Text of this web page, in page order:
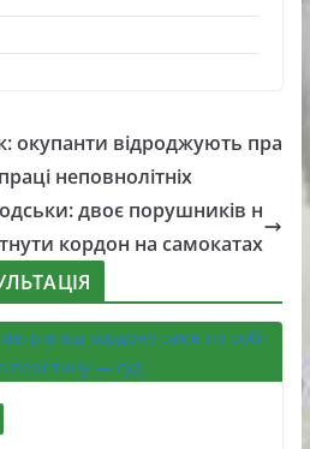
окупанти відроджують пра
неповнолітніх
двоє порушників н
кордон на самокатах